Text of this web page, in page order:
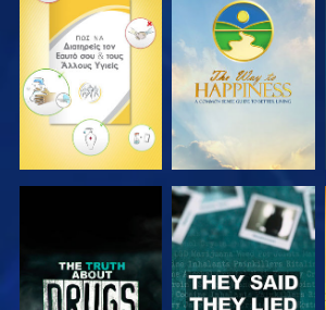
ΠΑΡΑΚΟΛΟΥΘΗΣΤΕ ΠΑΡΑΚΟΛΟΥΘΗΣΤΕ
ΠΑΡΑΚΟΛΟΥΘΗΣΤΕ ΠΑΡΑΚΟΛΟΥΘΗΣΤΕ